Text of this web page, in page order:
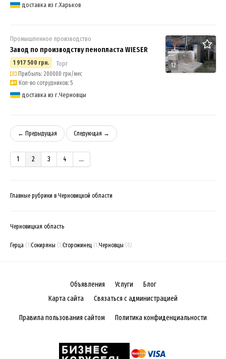
доставка из г.Харьков
12
Промышленное производство
Завод по производству пенопласта WIESER
1 917 500 грн. Торг
Прибыль: 200000 грн/мес
Кол-во сотрудников: 5
доставка из г.Черновцы
← Предыдущая Следующая →
1 2 3 4 ...
Главные рубрики в Черновицкой области
Черновицкая область
Герца (1)Сокиряны (1)Сторожинец (1)Черновцы (8)
Объявления Услуги
Блог
Карта сайта
Связаться с администрацией
Правила пользования сайтом Политика конфиденциальности